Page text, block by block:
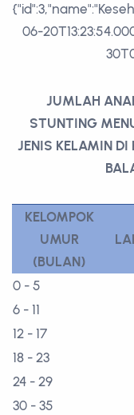
JUMLAH
STUNTING
JENIS KELAMIN DI
KELOMPOK
UMUR
(BULAN)
0 - 5
6 - 11
12 - 17
18 - 23
24 - 29
30 - 35